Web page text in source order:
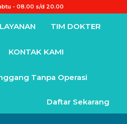
- 08.00 s/d 20.00
LAYANAN TIM DOKTER
KONTAK KAMI
Tanpa Operasi
Daftar Sekarang